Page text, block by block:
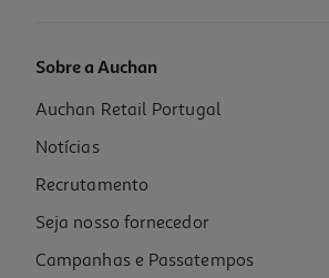
Oleo Soflow Porosidade Média - Frizz 400ml
42.47 €/Lt
6,37 €
Sobre a Auchan
Auchan Retail Portugal
Notícias
Recrutamento
Seja nosso fornecedor
Campanhas e Passatempos